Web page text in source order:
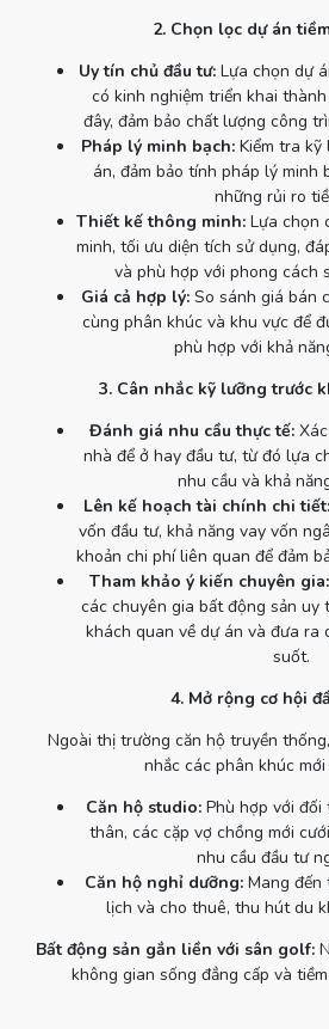
2. Chọn lọc dự án
Uy tín chủ đầu tư:Lựa chọn dự
có kinh nghiệm triển khai
đây, đảm bảo chất lượng công
Pháp lý minh bạch: Kiểm tra
án, đảm bảo tính pháp lý minh
những rủi ro
Thiết kế thông minh: Lựa chọn
minh, tối ưu diện tích sử dụng,
và phù hợp với phong cách
Giá cả hợp lý:So sánh giá bán
cùng phân khúc và khu vực để
phù hợp với khả
3. Cân nhắc kỹ lưỡng trước
Đánh giá nhu cầu thực tế:Xác
nhà để ở hay đầu tư, từ đó lựa
nhu cầu và khả
Lên kế hoạch tài chính chi tiết:
vốn đầu tư, khả năng vay vốn
khoản chi phí liên quan để đảm
Tham khảo ý kiến chuyên gia:
các chuyên gia bất động sản uy
khách quan về dự án và đưa ra
suốt.
4. Mở rộng cơ hội
Ngoài thị trường căn hộ truyền
nhắc các phân khúc
Căn hộ studio: Phù hợp với
thân, các cặp vợ chồng mới
nhu cầu đầu tư
Căn hộ nghỉ dưỡng: Mang đến
lịch và cho thuê, thu hút du
Bất động sản gắn liền với sân golf:
không gian sống đẳng cấp và